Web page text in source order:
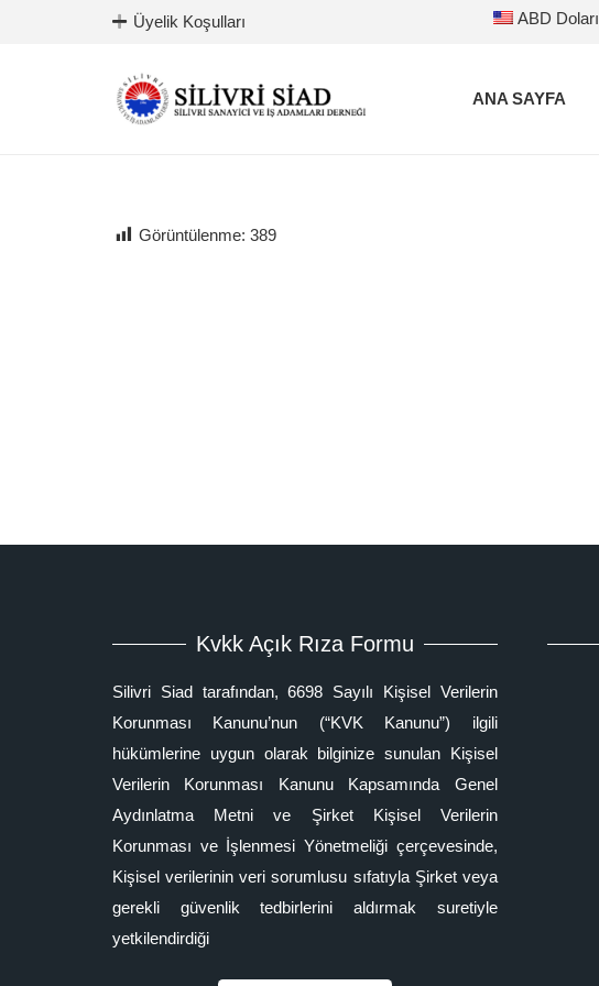
Üyelik Koşulları ABD Doları
ANA SAYFA
Görüntülenme: 389
Kvkk Açık Rıza Formu
Silivri Siad tarafından, 6698 Sayılı Kişisel Verilerin
Korunması Kanunu’nun (“KVK Kanunu”) ilgili
hükümlerine uygun olarak bilginize sunulan Kişisel
Verilerin Korunması Kanunu Kapsamında Genel
Aydınlatma Metni ve Şirket Kişisel Verilerin
Korunması ve İşlenmesi Yönetmeliği çerçevesinde,
Kişisel verilerinin veri sorumlusu sıfatıyla Şirket veya
gerekli güvenlik tedbirlerini aldırmak suretiyle
yetkilendirdiği